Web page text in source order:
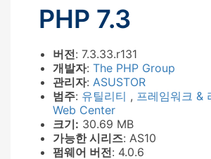
PHP 7.3
버전: 7.3.33.r131
개발자: The PHP Group
관리자: ASUSTOR
범주: 유틸리티 , 프레임워크 &
Web Center
크기: 30.69 MB
가능한 시리즈: AS10
펌웨어 버전: 4.0.6